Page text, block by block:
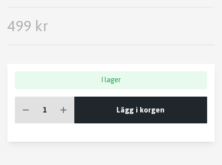
499 kr
I lager
Lägg i korgen